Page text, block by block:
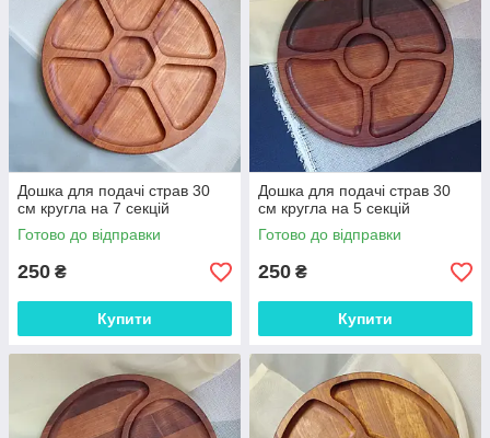
Дошка для подачі страв 30
см кругла на 7 секцій
Готово до відправки
250 ₴
Купити
Дошка для подачі страв 30
см кругла на 5 секцій
Готово до відправки
250 ₴
Купити